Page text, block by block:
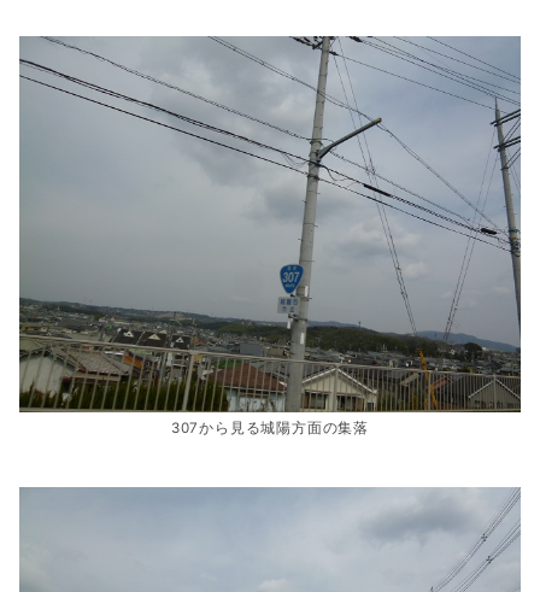
307から見る城陽方面の集落